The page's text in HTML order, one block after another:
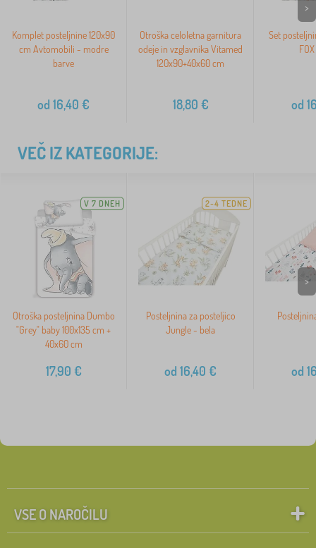
Komplet posteljnine 120x90
cm Avtomobili - modre
barve
od 16,40 €
Otroška celoletna garnitura
odeje in vzglavnika Vitamed
120x90+40x60 cm
18,80 €
Set
od
>
VEČ IZ KATEGORIJE:
V 7 DNEH
Otroška posteljnina Dumbo
"Grey" baby 100x135 cm +
40x60 cm
17,90 €
2-4 TEDNE
Posteljnina za posteljico
Jungle - bela
od 16,40 € od
>
VSE O NAROČILU